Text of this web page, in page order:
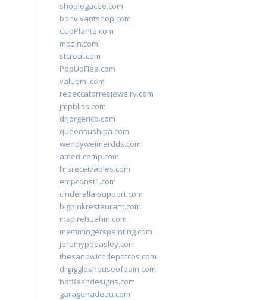
shoplegacee.com
bonvivantshop.com
CupPlante.com
mpzin.com
stcreal.com
PopUpFlea.com
valueml.com
rebeccatorresjewelry.com
jmpbliss.com
drjorgerico.com
queensushipa.com
wendyweimerdds.com
ameri-camp.com
hrsreceivables.com
empconst1.com
cinderella-support.com
bigpinkrestaurant.com
inspirehuahin.com
memmingerspainting.com
jeremypbeasley.com
thesandwichdepotcos.com
drgiggleshouseofpain.com
hotflashdesigns.com
garagenadeau.com